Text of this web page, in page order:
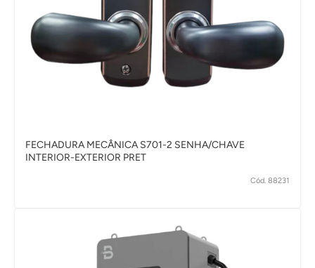
FECHADURA MECÂNICA S701-2 SENHA/CHAVE
INTERIOR-EXTERIOR PRET
Cód. 88231